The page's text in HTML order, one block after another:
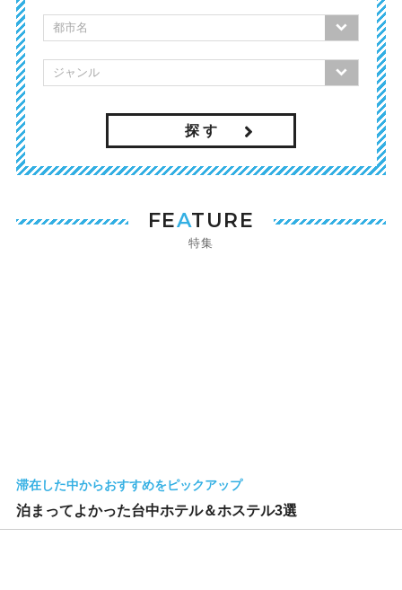
探 す
FEATURE
特集
滞在した中からおすすめをピックアップ
泊まってよかった台中ホテル＆ホステル3選